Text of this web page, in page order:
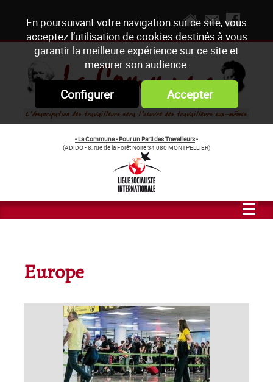
En poursuivant votre navigation sur ce site, vous
acceptez l’utilisation de cookies destinés à vous
garantir la meilleure expérience sur ce site et
mesurer son audience.
Configurer Accepter
- La Commune - Pour un Parti des Travailleurs-
(ADIDO - 8, rue de la Forêt Noire 34 080 MONTPELLIER)
Europe